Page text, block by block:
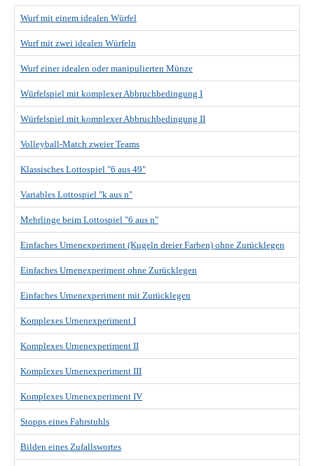
Wurf mit einem idealen Würfel
Wurf mit zwei idealen Würfeln
Wurf einer idealen oder manipulierten Münze
Würfelspiel mit komplexer Abbruchbedingung I
Würfelspiel mit komplexer Abbruchbedingung II
Volleyball-Match zweier Teams
Klassisches Lottospiel "6 aus 49"
Variables Lottospiel "k aus n"
Mehrlinge beim Lottospiel "6 aus n"
Einfaches Urnenexperiment (Kugeln dreier Farben) ohne Zurücklegen
Einfaches Urnenexperiment ohne Zurücklegen
Einfaches Urnenexperiment mit Zurücklegen
Komplexes Urnenexperiment I
Komplexes Urnenexperiment II
Komplexes Urnenexperiment III
Komplexes Urnenexperiment IV
Stopps eines Fahrstuhls
Bilden eines Zufallswortes